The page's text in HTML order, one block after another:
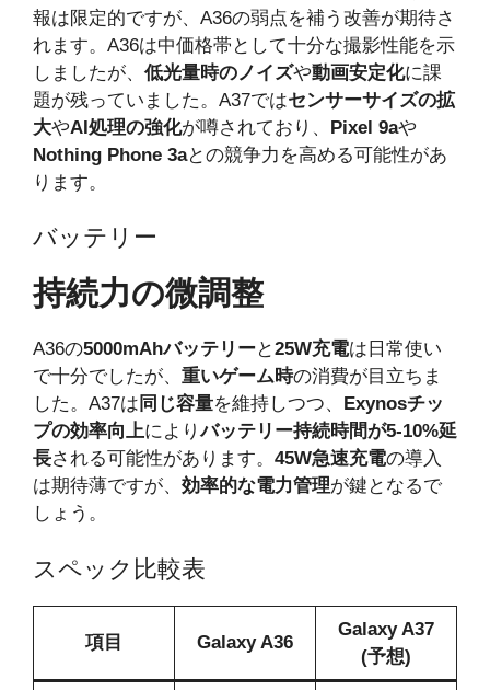
報は限定的ですが、A36の弱点を補う改善が期待さ
れます。A36は中価格帯として十分な撮影性能を示
しましたが、 低光量時のノイズや動画安定化に課
題が残っていました。A37ではセンサーサイズの拡
大やAI処理の強化が噂されており、 Pixel 9aや
Nothing Phone 3aとの競争力を高める可能性があ
ります。
バッテリー
持続力の微調整
A36の5000mAhバッテリーと25W充電は日常使い
で十分でしたが、 重いゲーム時の消費が目立ちま
した。A37は 同じ容量を維持しつつ、
Exynosチッ
プの効率向上によりバッテリー持続時間が5-10%延
長される可能性があります。 45W急速充電の導入
は期待薄ですが、 効率的な電力管理が鍵となるで
しょう。
スペック比較表
項目 Galaxy A36
Galaxy A37
(予想)